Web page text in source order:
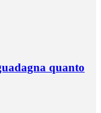
quanto